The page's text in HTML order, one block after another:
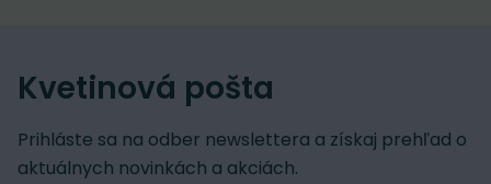
Kvetinová pošta
Prihláste sa na odber newslettera a získaj prehľad o
aktuálnych novinkách a akciách.